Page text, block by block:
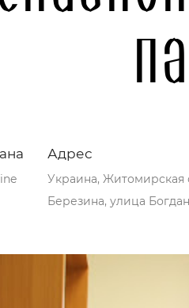
Адрес
Украина, Житомирская
Березина, улица